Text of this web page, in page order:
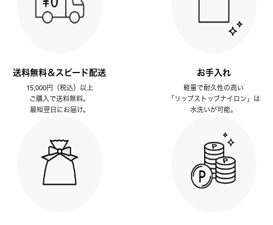
送料無料＆スピード配送
15,000円（税込）以上
ご購入で送料無料。
最短翌日にお届け。
お手入れ
軽量で耐久性の高い
「リップストップナイロン」は
水洗いが可能。